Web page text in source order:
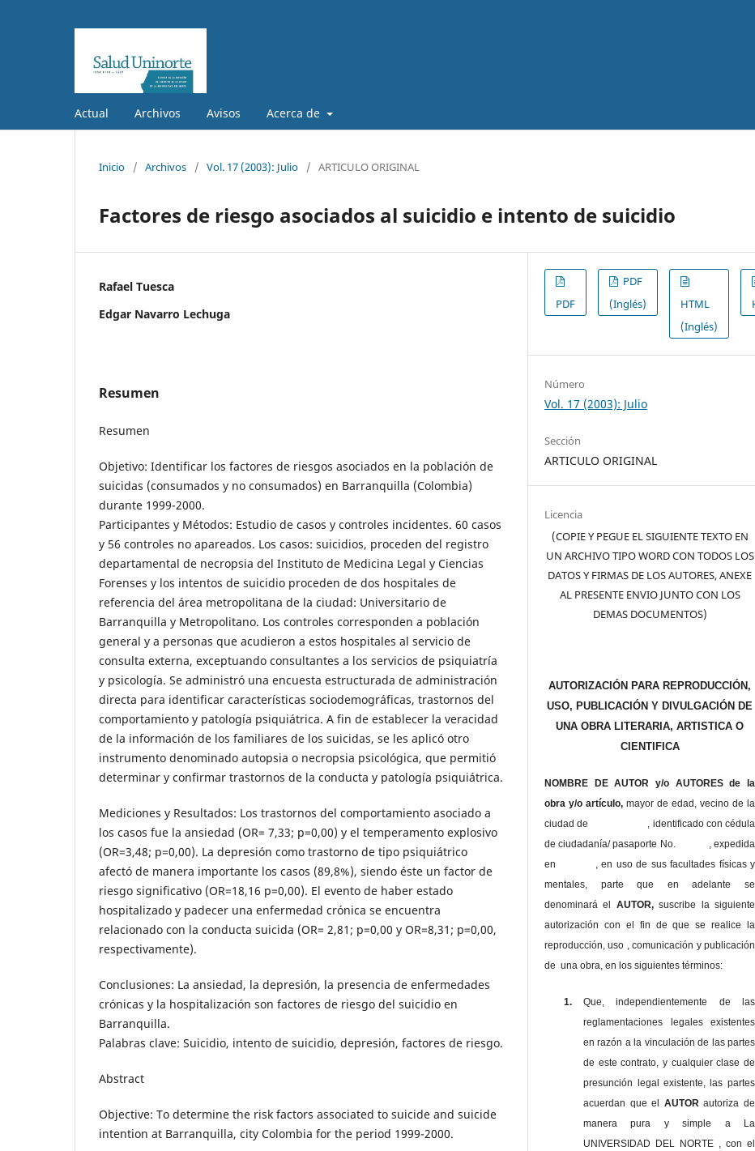
Actual Archivos Avisos Acerca de
Inicio / Archivos / Vol. 17 (2003): Julio / ARTICULO ORIGINAL
Factores de riesgo asociados al suicidio e intento de suicidio
Rafael Tuesca
Edgar Navarro Lechuga
Resumen
Resumen
Objetivo: Identificar los factores de riesgos asociados en la población de
suicidas (consumados y no consumados) en Barranquilla (Colombia)
durante 1999-2000.
Participantes y Métodos: Estudio de casos y controles incidentes. 60 casos
y 56 controles no apareados. Los casos: suicidios, proceden del registro
departamental de necropsia del Instituto de Medicina Legal y Ciencias
Forenses y los intentos de suicidio proceden de dos hospitales de
referencia del área metropolitana de la ciudad: Universitario de
Barranquilla y Metropolitano. Los controles corresponden a población
general y a personas que acudieron a estos hospitales al servicio de
consulta externa, exceptuando consultantes a los servicios de psiquiatría
y psicología. Se administró una encuesta estructurada de administración
directa para identificar características sociodemográficas, trastornos del
comportamiento y patología psiquiátrica. A fin de establecer la veracidad
de la información de los familiares de los suicidas, se les aplicó otro
instrumento denominado autopsia o necropsia psicológica, que permitió
determinar y confirmar trastornos de la conducta y patología psiquiátrica.
Mediciones y Resultados: Los trastornos del comportamiento asociado a
los casos fue la ansiedad (OR= 7,33; p=0,00) y el temperamento explosivo
(OR=3,48; p=0,00). La depresión como trastorno de tipo psiquiátrico
afectó de manera importante los casos (89,8%), siendo éste un factor de
riesgo significativo (OR=18,16 p=0,00). El evento de haber estado
hospitalizado y padecer una enfermedad crónica se encuentra
relacionado con la conducta suicida (OR= 2,81; p=0,00 y OR=8,31; p=0,00,
respectivamente).
Conclusiones: La ansiedad, la depresión, la presencia de enfermedades
crónicas y la hospitalización son factores de riesgo del suicidio en
Barranquilla.
Palabras clave: Suicidio, intento de suicidio, depresión, factores de riesgo.
Abstract
Objective: To determine the risk factors associated to suicide and suicide
intention at Barranquilla, city Colombia for the period 1999-2000.
PDF
PDF
(Inglés)
HTML
(Inglés)
Número
Vol. 17 (2003): Julio
Sección
ARTICULO ORIGINAL
Licencia
(COPIE Y PEGUE EL SIGUIENTE TEXTO EN
UN ARCHIVO TIPO WORD CON TODOS LOS
DATOS Y FIRMAS DE LOS AUTORES, ANEXE
AL PRESENTE ENVIO JUNTO CON LOS
DEMAS DOCUMENTOS)
AUTORIZACIÓN PARA REPRODUCCIÓN,
USO, PUBLICACIÓN Y DIVULGACIÓN DE
UNA OBRA LITERARIA, ARTISTICA O
CIENTIFICA
NOMBRE DE AUTOR y/o AUTORES de la
obra y/o artículo,mayor de edad, vecino de la
ciudad de , identificado con cédula
de ciudadanía/ pasaporte No. , expedida
en , en uso de sus facultades físicas y
mentales, parte que en adelante se
denominará el
AUTOR,suscribe la siguiente
autorización con el fin de que se realice la
reproducción, uso , comunicación y publicación
de una obra, en los siguientes términos:
1.
Que, independientemente de las
reglamentaciones legales existentes
en razón a la vinculación de las partes
de este contrato, y cualquier clase de
presunción legal existente, las partes
acuerdan que el AUTORautoriza de
manera pura y simple a La
UNIVERSIDAD DEL NORTE , con el